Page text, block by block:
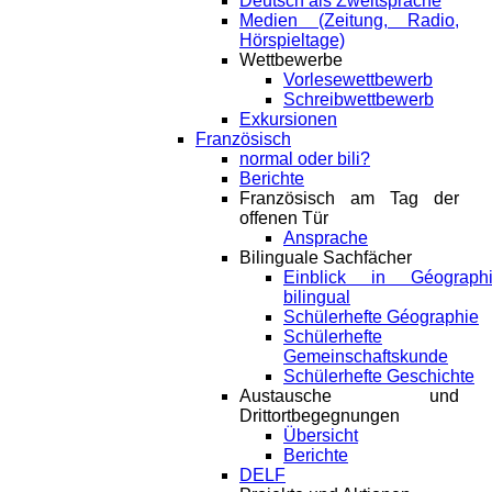
Medien (Zeitung, Radio,
Hörspieltage)
Wettbewerbe
Vorlesewettbewerb
Schreibwettbewerb
Exkursionen
Französisch
normal oder bili?
Berichte
Französisch am Tag der
offenen Tür
Ansprache
Bilinguale Sachfächer
Einblick in
bilingual
Schülerhefte Géographie
Schülerhefte
Gemeinschaftskunde
Schülerhefte Geschichte
Austausche und
Drittortbegegnungen
Übersicht
Berichte
DELF